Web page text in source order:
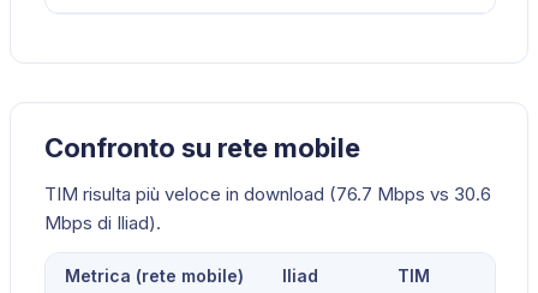
Confronto su rete mobile
TIM risulta più veloce in download (76.7 Mbps vs 30.6
Mbps di Iliad).
Metrica (rete mobile) Iliad TIM